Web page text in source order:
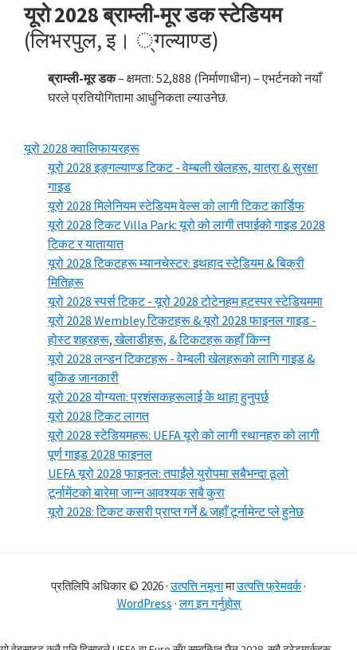
यूरो 2028 ब्राम्ली-मूर डक स्टेडियम
(लिभरपुल, इ। ्गल्याण्ड)
ब्राम्ली-मूर डक– क्षमता: 52,888 (निर्माणाधीन) – एभर्टनको नयाँ
घरले प्रतियोगितामा आधुनिकता ल्याउनेछ.
यूरो 2028 क्वालिफायरहरू
यूरो 2028 इङ्गल्याण्ड टिकट - वेम्बली खेलहरू, यात्रा & सुरक्षा
गाइड
यूरो 2028 मिलेनियम स्टेडियम वेल्स को लागी टिकट कार्डिफ
यूरो 2028 टिकट Villa Park: यूरो को लागी तपाईको गाइड 2028
टिकट र यातायात
यूरो 2028 टिकटहरू म्यानचेस्टर: इथहाद स्टेडियम & बिक्री
मितिहरू
यूरो 2028 स्पर्स टिकट - यूरो 2028 टोटेनहम हटस्पर स्टेडियममा
यूरो 2028 Wembley टिकटहरू & यूरो 2028 फाइनल गाइड -
होस्ट शहरहरू, खेलाडीहरू, & टिकटहरू कहाँ किन्न
यूरो 2028 लन्डन टिकटहरू - वेम्बली खेलहरूको लागि गाइड &
बुकिङ जानकारी
यूरो 2028 योग्यता: प्रशंसकहरूलाई के थाहा हुनुपर्छ
यूरो 2028 टिकट लागत
यूरो 2028 स्टेडियमहरू: UEFA यूरो को लागी स्थानहरु को लागी
पूर्ण गाइड 2028 फाइनल
UEFA यूरो 2028 फाइनल: तपाईंले युरोपमा सबैभन्दा ठूलो
टूर्नामेंटको बारेमा जान्न आवश्यक सबै कुरा
यूरो 2028: टिकट कसरी प्राप्त गर्ने & जहाँ टूर्नामेन्ट प्ले हुनेछ
प्रतिलिपि अधिकार © 2026 ·उत्पत्ति नमूनामाउत्पत्ति फ्रेमवर्क·
WordPress ·लग इन गर्नुहोस्